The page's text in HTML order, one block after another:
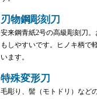
刃物鋼彫刻刀
安来鋼青紙2号の高級彫刻刀
もしやすいです。ヒノキ柄で
います。
特殊変形刀
毛彫り、髻（モトドリ）など